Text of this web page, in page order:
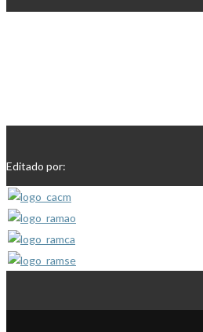
Editado por: